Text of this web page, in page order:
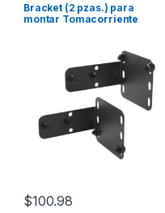
Bracket (2 pzas.) para
montar Tomacorriente
$100.98